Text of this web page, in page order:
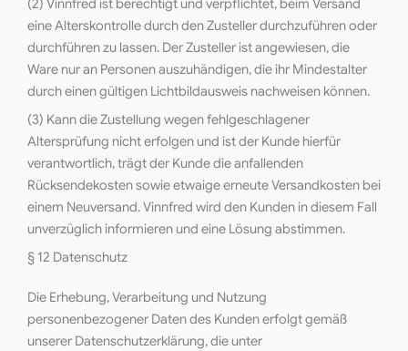
(2) Vinnfred ist berechtigt und verpflichtet, beim Versand
eine Alterskontrolle durch den Zusteller durchzuführen oder
durchführen zu lassen. Der Zusteller ist angewiesen, die
Ware nur an Personen auszuhändigen, die ihr Mindestalter
durch einen gültigen Lichtbildausweis nachweisen können.
(3) Kann die Zustellung wegen fehlgeschlagener
Altersprüfung nicht erfolgen und ist der Kunde hierfür
verantwortlich, trägt der Kunde die anfallenden
Rücksendekosten sowie etwaige erneute Versandkosten bei
einem Neuversand. Vinnfred wird den Kunden in diesem Fall
unverzüglich informieren und eine Lösung abstimmen.
§ 12 Datenschutz
Die Erhebung, Verarbeitung und Nutzung
personenbezogener Daten des Kunden erfolgt gemäß
unserer Datenschutzerklärung, die unter